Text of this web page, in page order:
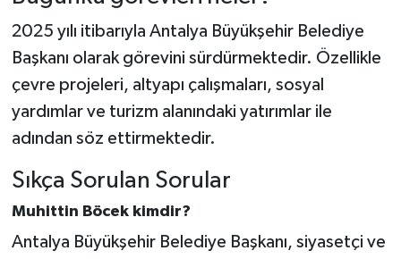
2025 yılı itibarıyla Antalya Büyükşehir Belediye
Başkanı olarak görevini sürdürmektedir. Özellikle
çevre projeleri, altyapı çalışmaları, sosyal
yardımlar ve turizm alanındaki yatırımlar ile
adından söz ettirmektedir.
Sıkça Sorulan Sorular
Muhittin Böcek kimdir?
Antalya Büyükşehir Belediye Başkanı, siyasetçi ve